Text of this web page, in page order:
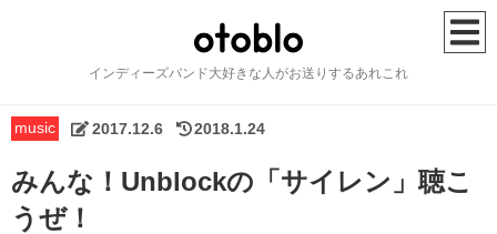
インディーズバンド大好きな人がお送りするあれこれ
music 2017.12.6 2018.1.24
みんな！Unblockの「サイレン」聴こ
うぜ！
HOME
music
artist